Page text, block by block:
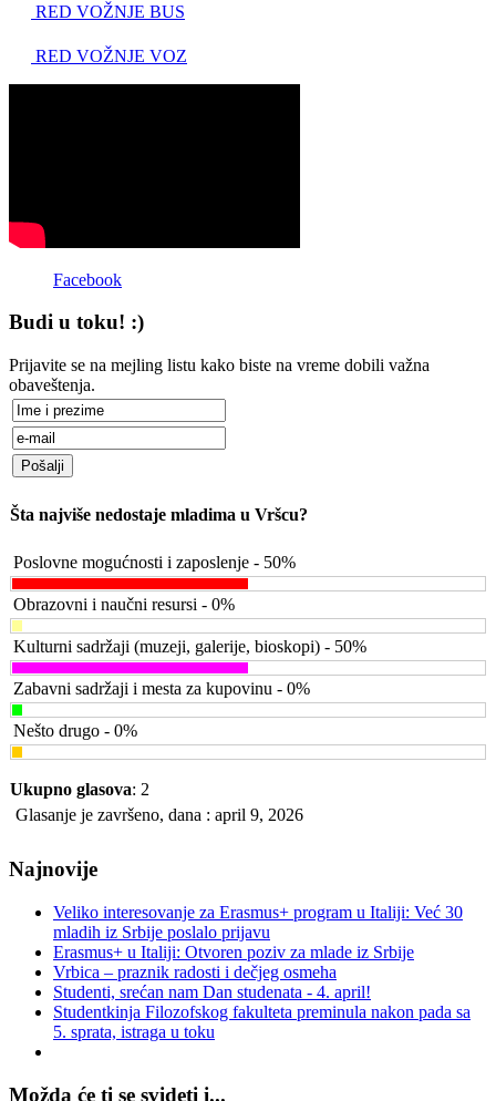
RED VOŽNJE BUS
RED VOŽNJE VOZ
Facebook
Budi u toku! :)
Prijavite se na mejling listu kako biste na vreme dobili važna
obaveštenja.
Šta najviše nedostaje mladima u Vršcu?
Poslovne mogućnosti i zaposlenje - 50%
Obrazovni i naučni resursi - 0%
Kulturni sadržaji (muzeji, galerije, bioskopi) - 50%
Zabavni sadržaji i mesta za kupovinu - 0%
Nešto drugo - 0%
Ukupno glasova: 2
Glasanje je završeno, dana : april 9, 2026
Najnovije
Veliko interesovanje za Erasmus+ program u Italiji: Već 30
mladih iz Srbije poslalo prijavu
Erasmus+ u Italiji: Otvoren poziv za mlade iz Srbije
Vrbica – praznik radosti i dečjeg osmeha
Studenti, srećan nam Dan studenata - 4. april!
Studentkinja Filozofskog fakulteta preminula nakon pada sa
5. sprata, istraga u toku
Možda će ti se svideti i...